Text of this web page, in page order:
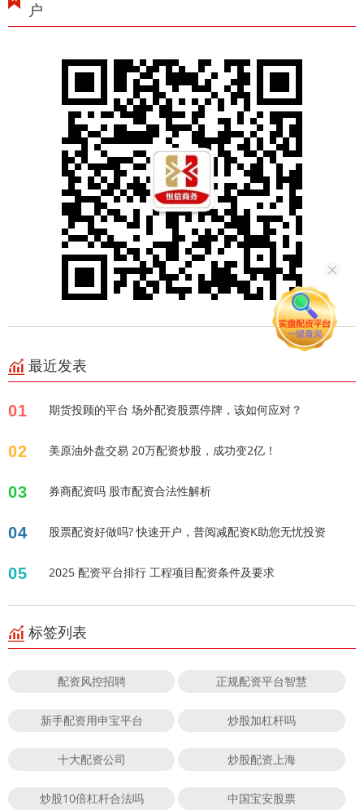
户
最近发表
01 期货投顾的平台 场外配资股票停牌，该如何应对？
02 美原油外盘交易 20万配资炒股，成功变2亿！
03 券商配资吗 股市配资合法性解析
04 股票配资好做吗? 快速开户，普阅减配资K助您无忧投资
05 2025 配资平台排行 工程项目配资条件及要求
标签列表
配资风控招聘 正规配资平台智慧
新手配资用申宝平台 炒股加杠杆吗
十大配资公司 炒股配资上海
炒股10倍杠杆合法吗 中国宝安股票